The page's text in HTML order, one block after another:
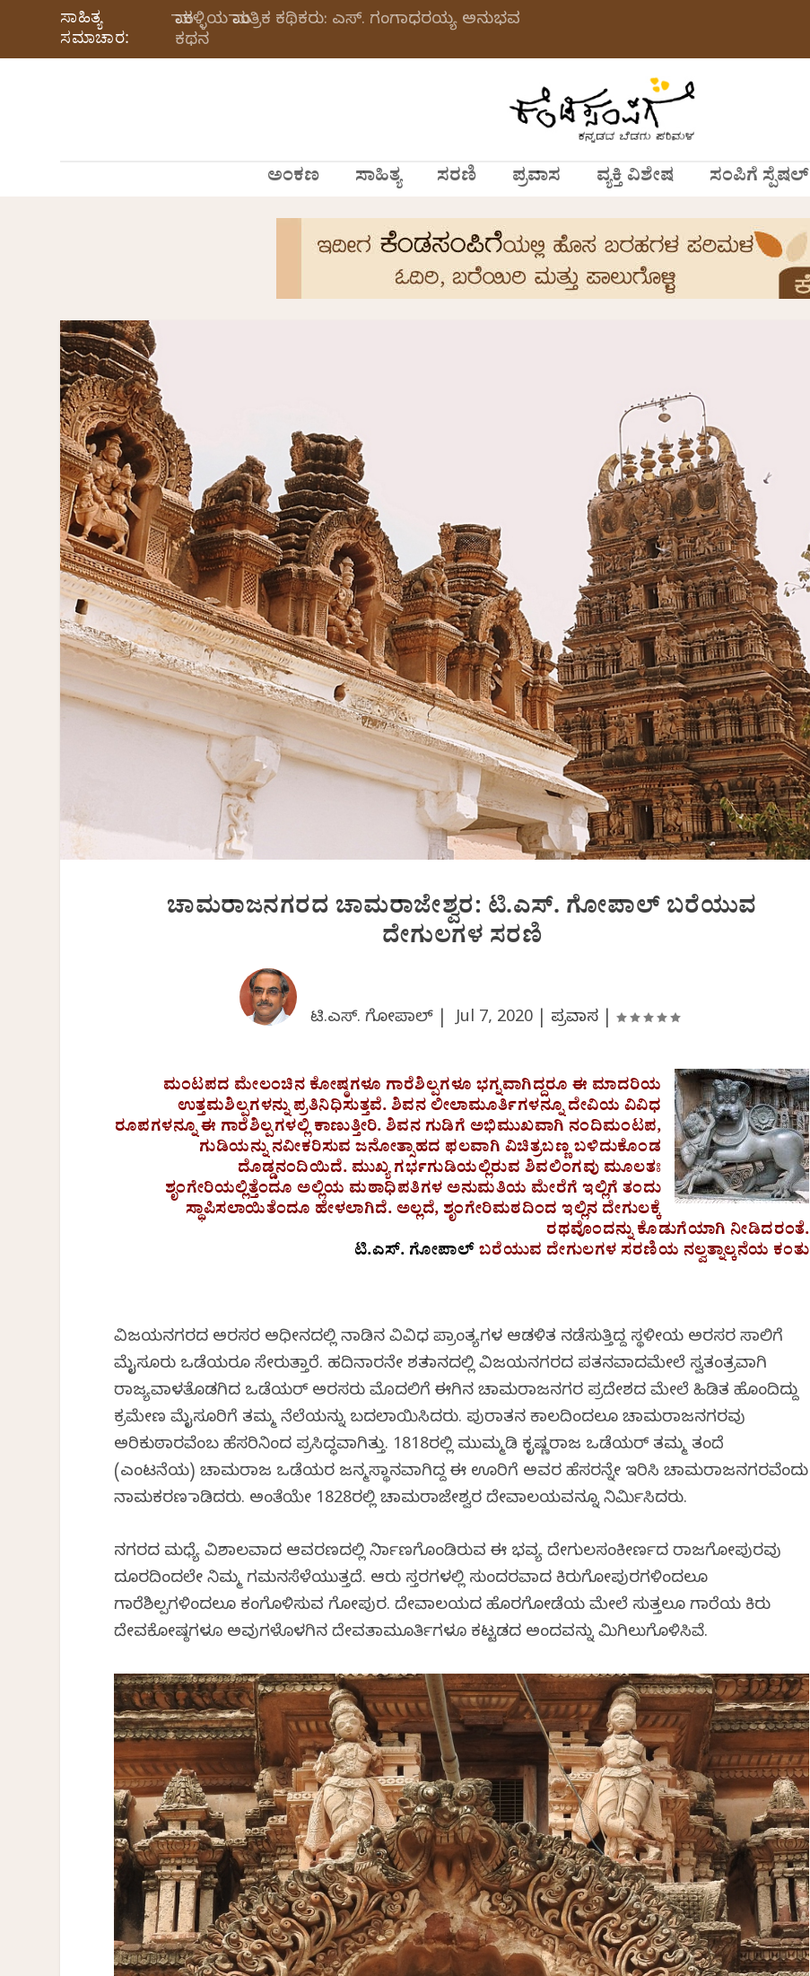
ಸಾಹಿತ್ಯ
ಸಮಾಚಾರ:
ಮಾಕಳ್ಳಿಯ ಮಾಂತ್ರಿಕ ಕಥಿಕರು: ಎಸ್. ಗಂಗಾಧರಯ್ಯ ಅನುಭವ
ಕಥನ
ಅಂಕಣ ಸಾಹಿತ್ಯ ಸರಣಿ ಪ್ರವಾಸ ವ್ಯಕ್ತಿ ವಿಶೇಷ ಸಂಪಿಗೆ ಸ್ಪೆಷಲ್
ಚಾಮರಾಜನಗರದ ಚಾಮರಾಜೇಶ್ವರ: ಟಿ.ಎಸ್. ಗೋಪಾಲ್ ಬರೆಯುವ
ದೇಗುಲಗಳ ಸರಣಿ
ಟಿ.ಎಸ್. ಗೋಪಾಲ್ |Jul 7, 2020 ಪ್ರವಾಸ |
ಮಂಟಪದ ಮೇಲಂಚಿನ ಕೋಷ್ಠಗಳೂ ಗಾರೆಶಿಲ್ಪಗಳೂ ಭಗ್ನವಾಗಿದ್ದರೂ ಈ ಮಾದರಿಯ
ಉತ್ತಮಶಿಲ್ಪಗಳನ್ನು ಪ್ರತಿನಿಧಿಸುತ್ತವೆ. ಶಿವನ ಲೀಲಾಮೂರ್ತಿಗಳನ್ನೂ ದೇವಿಯ ವಿವಿಧ
ರೂಪಗಳನ್ನೂ ಈ ಗಾರೆಶಿಲ್ಪಗಳಲ್ಲಿ ಕಾಣುತ್ತೀರಿ. ಶಿವನ ಗುಡಿಗೆ ಅಭಿಮುಖವಾಗಿ ನಂದಿಮಂಟಪ,
ಗುಡಿಯನ್ನು ನವೀಕರಿಸುವ ಜನೋತ್ಸಾಹದ ಫಲವಾಗಿ ವಿಚಿತ್ರಬಣ್ಣ ಬಳಿದುಕೊಂಡ
ದೊಡ್ಡನಂದಿಯಿದೆ. ಮುಖ್ಯ ಗರ್ಭಗುಡಿಯಲ್ಲಿರುವ ಶಿವಲಿಂಗವು ಮೂಲತಃ
ಶೃಂಗೇರಿಯಲ್ಲಿತ್ತೆಂದೂ ಅಲ್ಲಿಯ ಮಠಾಧಿಪತಿಗಳ ಅನುಮತಿಯ ಮೇರೆಗೆ ಇಲ್ಲಿಗೆ ತಂದು
ಸ್ಥಾಪಿಸಲಾಯಿತೆಂದೂ ಹೇಳಲಾಗಿದೆ. ಅಲ್ಲದೆ, ಶೃಂಗೇರಿಮಠದಿಂದ ಇಲ್ಲಿನ ದೇಗುಲಕ್ಕೆ
ರಥವೊಂದನ್ನು ಕೊಡುಗೆಯಾಗಿ ನೀಡಿದರಂತೆ.
ಟಿ.ಎಸ್. ಗೋಪಾಲ್ಬರೆಯುವ ದೇಗುಲಗಳ ಸರಣಿಯ ನಲ್ವತ್ನಾಲ್ಕನೆಯ ಕಂತು
ವಿಜಯನಗರದ ಅರಸರ ಅಧೀನದಲ್ಲಿ ನಾಡಿನ ವಿವಿಧ ಪ್ರಾಂತ್ಯಗಳ ಆಡಳಿತ ನಡೆಸುತ್ತಿದ್ದ ಸ್ಥಳೀಯ ಅರಸರ ಸಾಲಿಗೆ
ಮೈಸೂರು ಒಡೆಯರೂ ಸೇರುತ್ತಾರೆ. ಹದಿನಾರನೇ ಶತಮಾನದಲ್ಲಿ ವಿಜಯನಗರದ ಪತನವಾದಮೇಲೆ ಸ್ವತಂತ್ರವಾಗಿ
ರಾಜ್ಯವಾಳತೊಡಗಿದ ಒಡೆಯರ್ ಅರಸರು ಮೊದಲಿಗೆ ಈಗಿನ ಚಾಮರಾಜನಗರ ಪ್ರದೇಶದ ಮೇಲೆ ಹಿಡಿತ ಹೊಂದಿದ್ದು
ಕ್ರಮೇಣ ಮೈಸೂರಿಗೆ ತಮ್ಮ ನೆಲೆಯನ್ನು ಬದಲಾಯಿಸಿದರು. ಪುರಾತನ ಕಾಲದಿಂದಲೂ ಚಾಮರಾಜನಗರವು
ಅರಿಕುಠಾರವೆಂಬ ಹೆಸರಿನಿಂದ ಪ್ರಸಿದ್ಧವಾಗಿತ್ತು. 1818ರಲ್ಲಿ ಮುಮ್ಮಡಿ ಕೃಷ್ಣರಾಜ ಒಡೆಯರ್ ತಮ್ಮ ತಂದೆ
(ಎಂಟನೆಯ) ಚಾಮರಾಜ ಒಡೆಯರ ಜನ್ಮಸ್ಥಾನವಾಗಿದ್ದ ಈ ಊರಿಗೆ ಅವರ ಹೆಸರನ್ನೇ ಇರಿಸಿ ಚಾಮರಾಜನಗರವೆಂದು
ನಾಮಕರಣ ಮಾಡಿದರು. ಅಂತೆಯೇ 1828ರಲ್ಲಿ ಚಾಮರಾಜೇಶ್ವರ ದೇವಾಲಯವನ್ನೂ ನಿರ್ಮಿಸಿದರು.
ನಗರದ ಮಧ್ಯೆ ವಿಶಾಲವಾದ ಆವರಣದಲ್ಲಿ ನಿರ್ಮಾಣಗೊಂಡಿರುವ ಈ ಭವ್ಯ ದೇಗುಲಸಂಕೀರ್ಣದ ರಾಜಗೋಪುರವು
ದೂರದಿಂದಲೇ ನಿಮ್ಮ ಗಮನಸೆಳೆಯುತ್ತದೆ. ಆರು ಸ್ತರಗಳಲ್ಲಿ ಸುಂದರವಾದ ಕಿರುಗೋಪುರಗಳಿಂದಲೂ
ಗಾರೆಶಿಲ್ಪಗಳಿಂದಲೂ ಕಂಗೊಳಿಸುವ ಗೋಪುರ. ದೇವಾಲಯದ ಹೊರಗೋಡೆಯ ಮೇಲೆ ಸುತ್ತಲೂ ಗಾರೆಯ ಕಿರು
ದೇವಕೋಷ್ಠಗಳೂ ಅವುಗಳೊಳಗಿನ ದೇವತಾಮೂರ್ತಿಗಳೂ ಕಟ್ಟಡದ ಅಂದವನ್ನು ಮಿಗಿಲುಗೊಳಿಸಿವೆ.